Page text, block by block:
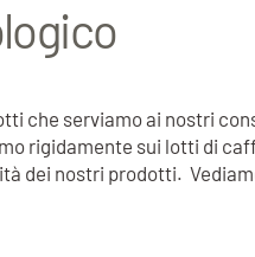
che serviamo ai nostri
rigidamente sui lotti di
dei nostri prodotti.